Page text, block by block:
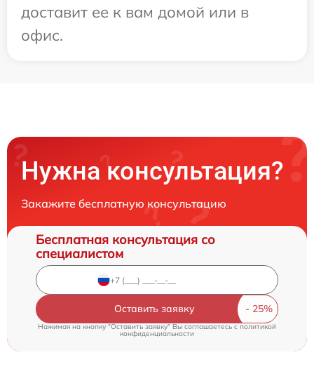
доставит ее к вам домой или в
офис.
Нужна консультация?
Закажите бесплатную консультацию
Бесплатная консультация со
специалистом
Оставить заявку
Нажимая на кнопку "Оставить заявку" Вы соглашаетесь c политикой
конфиденциальности